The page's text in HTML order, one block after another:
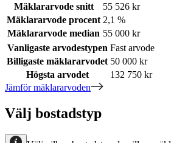
Mäklararvode snitt
55 526 kr
Mäklararvode procent 2,1 %
Mäklararvode median 55 000 kr
Vanligaste arvodestypen Fast arvode
Billigaste mäklararvodet 50 000 kr
Högsta arvodet
132 750 kr
Jämför mäklararvoden
Välj bostadstyp